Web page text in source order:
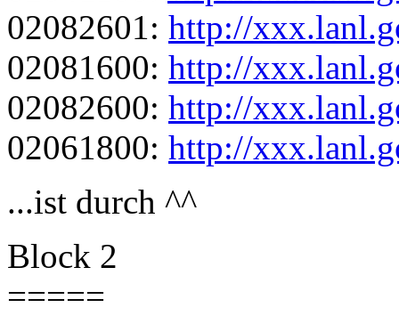
02082601: http://
02081600: http://
02082600: http://
02061800: http://
...ist durch ^^
Block 2
=====